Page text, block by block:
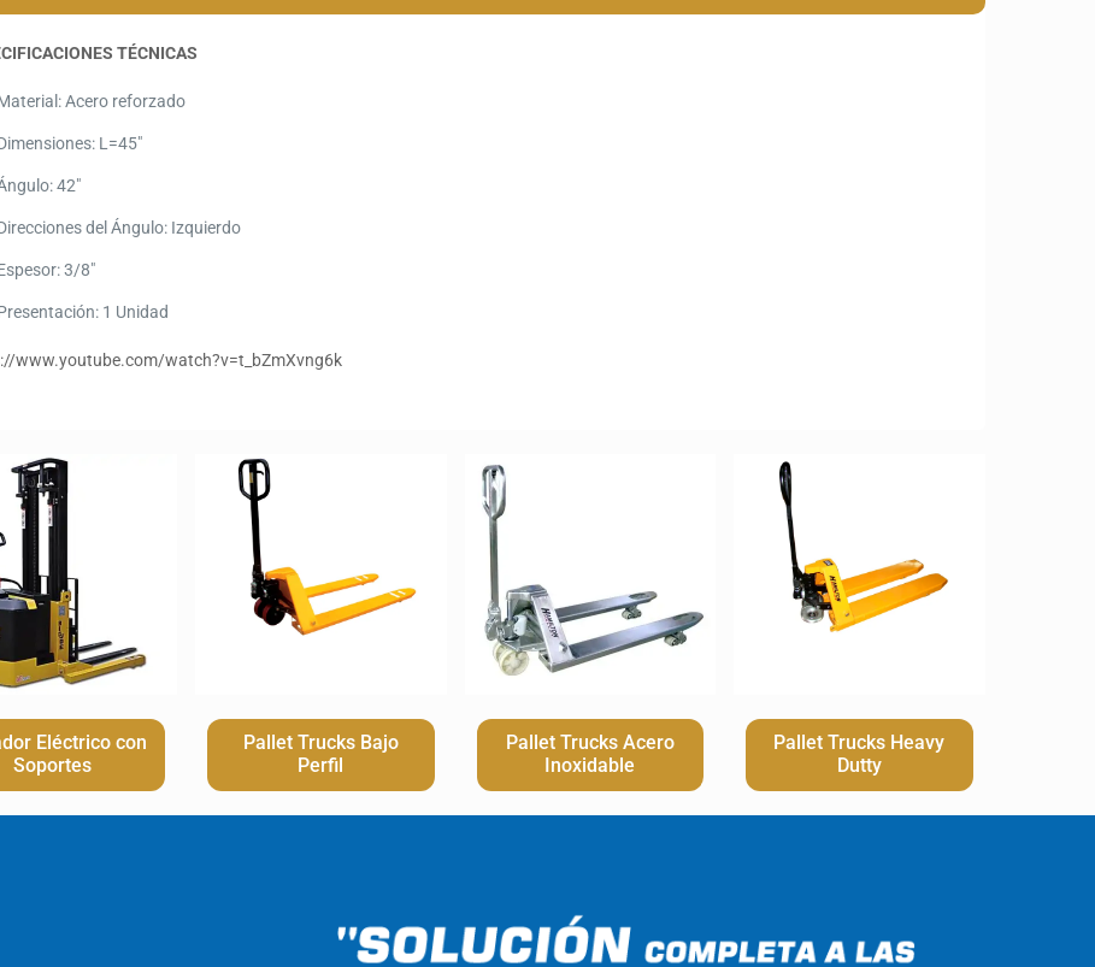
TÉCNICAS
Acero reforzado
L=45″
42″
del Ángulo: Izquierdo
3/8″
1 Unidad
www.youtube.com/watch?v=t_bZmXvng6k
Eléctrico con
Soportes
Pallet Trucks Bajo
Perfil
Pallet Trucks Acero
Inoxidable
Pallet Trucks Heavy
Dutty